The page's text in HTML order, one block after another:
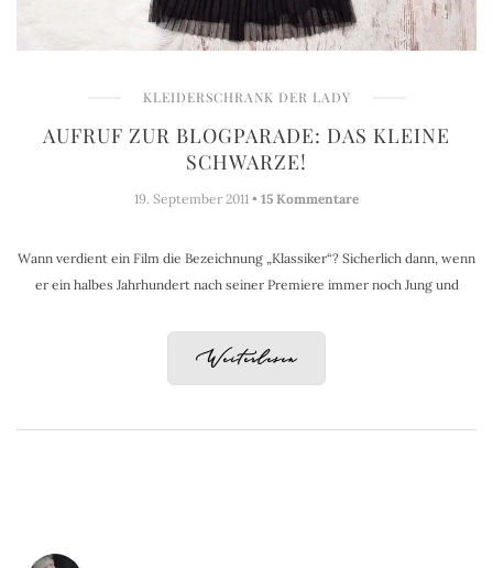
KLEIDERSCHRANK DER LADY
AUFRUF ZUR BLOGPARADE: DAS KLEINE
SCHWARZE!
19. September 2011 • 15 Kommentare
Wann verdient ein Film die Bezeichnung „Klassiker“? Sicherlich dann, wenn
er ein halbes Jahrhundert nach seiner Premiere immer noch Jung und
Weiterlesen